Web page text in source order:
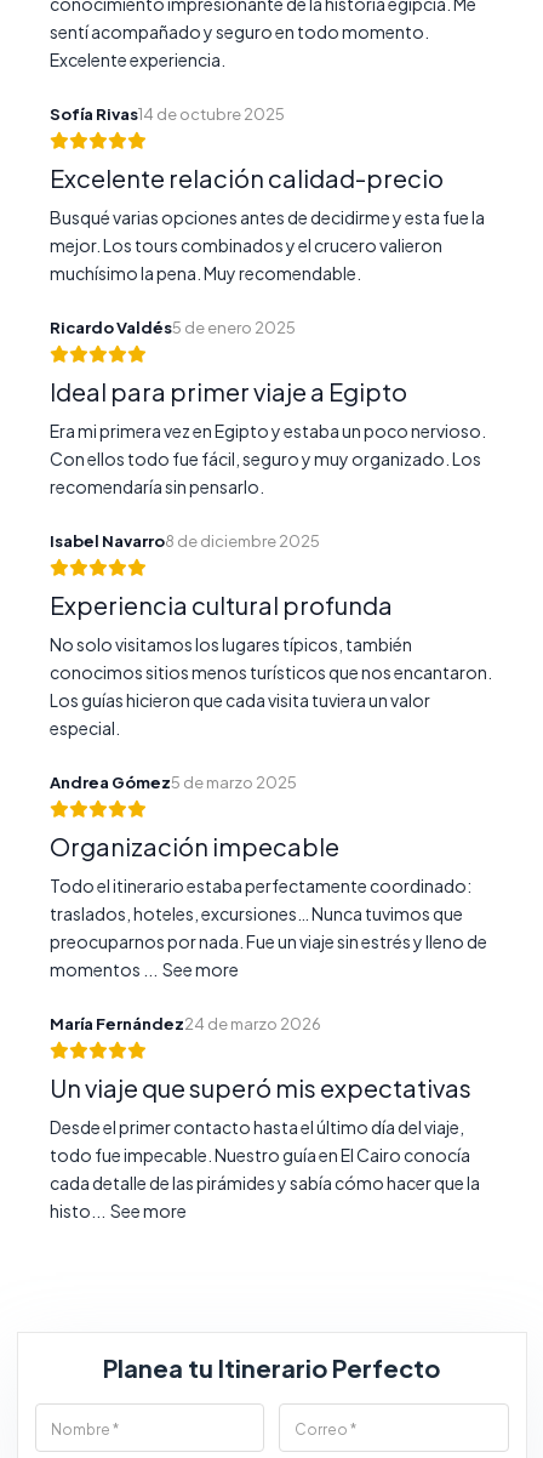
sentí acompañado y seguro en todo momento.
Excelente experiencia.
Sofía Rivas14 de octubre 2025
Excelente relación calidad-precio
Busqué varias opciones antes de decidirme y esta fue la
mejor. Los tours combinados y el crucero valieron
muchísimo la pena. Muy recomendable.
Ricardo Valdés5 de enero 2025
Ideal para primer viaje a Egipto
Era mi primera vez en Egipto y estaba un poco nervioso.
Con ellos todo fue fácil, seguro y muy organizado. Los
recomendaría sin pensarlo.
Isabel Navarro8 de diciembre 2025
Experiencia cultural profunda
No solo visitamos los lugares típicos, también
conocimos sitios menos turísticos que nos encantaron.
Los guías hicieron que cada visita tuviera un valor
especial.
Andrea Gómez5 de marzo 2025
Organización impecable
Todo el itinerario estaba perfectamente coordinado:
traslados, hoteles, excursiones… Nunca tuvimos que
preocuparnos por nada. Fue un viaje sin estrés y lleno de
momentos ...
See more
María Fernández24 de marzo 2026
Un viaje que superó mis expectativas
Desde el primer contacto hasta el último día del viaje,
todo fue impecable. Nuestro guía en El Cairo conocía
cada detalle de las pirámides y sabía cómo hacer que la
histo...
See more
Planea tu Itinerario Perfecto